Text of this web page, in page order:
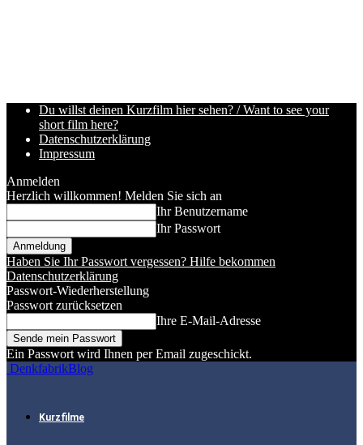
Du willst deinen Kurzfilm hier sehen? / Want to see your
short film here?
Datenschutzerklärung
Impressum
Anmelden
Herzlich willkommen! Melden Sie sich an
Ihr Benutzername
Ihr Passwort
Haben Sie Ihr Passwort vergessen? Hilfe bekommen
Datenschutzerklärung
Passwort-Wiederherstellung
Passwort zurücksetzen
Ihre E-Mail-Adresse
Ein Passwort wird Ihnen per Email zugeschickt.
DenkfabrikBlog
Kurzfilme